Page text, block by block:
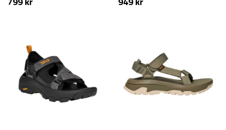
tilbage)